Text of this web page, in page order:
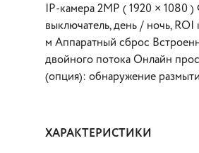
IP-камера 2MP ( 1920 × 1080
выключатель, день / ночь,
м Аппаратный сброс
двойного потока Онлайн
(опция): обнаружение
ХАРАКТЕРИСТИКИ